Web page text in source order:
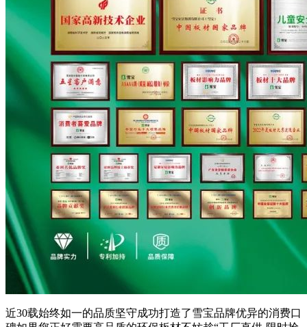
近30载始终如一的品质坚守成功打造了雪宝品牌优异的消费口